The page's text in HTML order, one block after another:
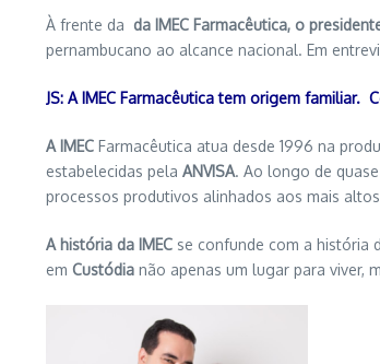
À frente da da IMEC Farmacêutica, o
pernambucano ao alcance nacional. Em
JS: A IMEC Farmacêutica tem origem
A IMEC Farmacêutica atua desde 1996 na
estabelecidas pela ANVISA. Ao longo de
processos produtivos alinhados aos mais
A história da IMEC se confunde com a história
em Custódia não apenas um lugar para viver,